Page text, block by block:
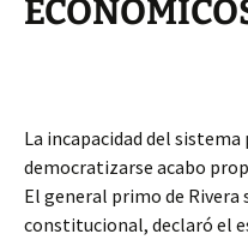
La incapacidad del
democratizarse acabo
El general primo de
constitucional, declaró el